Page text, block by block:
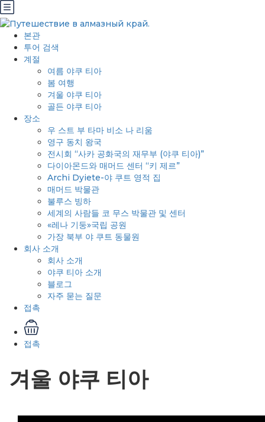
본관
투어 검색
계절
여름 야쿠 티아
봄 여행
겨울 야쿠 티아
골든 야쿠 티아
장소
우 스트 부 타마 비소 나 리움
영구 동치 왕국
전시회 “사카 공화국의 재무부 (야쿠 티아)”
다이아몬드와 매머드 센터 “키 제르”
Archi Dyiete-야 쿠트 영적 집
매머드 박물관
불루스 빙하
세계의 사람들 코 무스 박물관 및 센터
«레나 기둥»국립 공원
가장 북부 야 쿠트 동물원
회사 소개
회사 소개
야쿠 티아 소개
블로그
자주 묻는 질문
접촉
접촉
겨울 야쿠 티아